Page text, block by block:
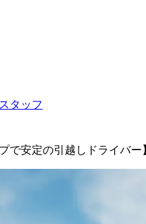
タッフ
で安定の引越しドライバ